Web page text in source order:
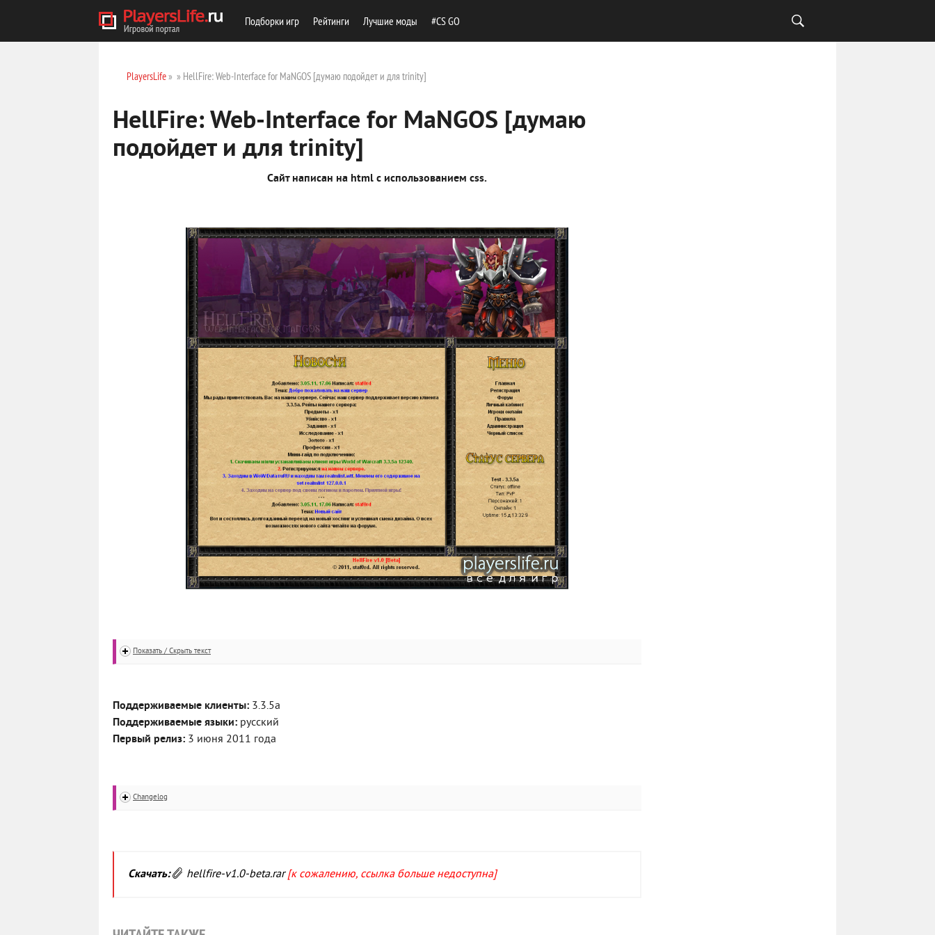
Подборки игр Рейтинги Лучшие моды #CS GO
PlayersLife» » HellFire: Web-Interface for MaNGOS [думаю подойдет и для trinity]
HellFire: Web-Interface for MaNGOS [думаю
подойдет и для trinity]
Сайт написан на html с использованием css.
Показать / Скрыть текст
Поддерживаемые клиенты: 3.3.5а
Поддерживаемые языки: русский
Первый релиз: 3 июня 2011 года
Changelog
Скачать: hellfire-v1.0-beta.rar[к сожалению, ссылка больше недоступна]